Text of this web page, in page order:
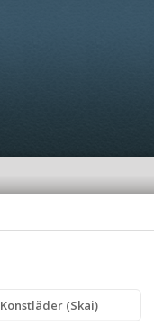
Konstläder (Skai)